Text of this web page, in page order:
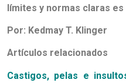
límites y normas claras es
Por: Kedmay T. Klinger
Artículos relacionados
Castigos, pelas e